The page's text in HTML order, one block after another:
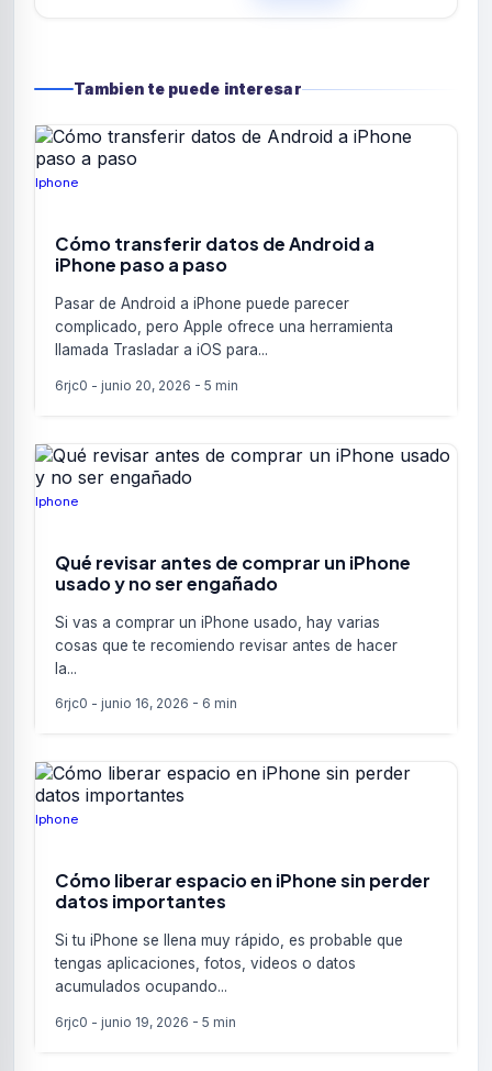
Tambien te puede interesar
Iphone
Cómo transferir datos de Android a
iPhone paso a paso
Pasar de Android a iPhone puede parecer
complicado, pero Apple ofrece una herramienta
llamada Trasladar a iOS para...
6rjc0 - junio 20, 2026 - 5 min
Iphone
Qué revisar antes de comprar un iPhone
usado y no ser engañado
Si vas a comprar un iPhone usado, hay varias
cosas que te recomiendo revisar antes de hacer
la...
6rjc0 - junio 16, 2026 - 6 min
Iphone
Cómo liberar espacio en iPhone sin perder
datos importantes
Si tu iPhone se llena muy rápido, es probable que
tengas aplicaciones, fotos, videos o datos
acumulados ocupando...
6rjc0 - junio 19, 2026 - 5 min